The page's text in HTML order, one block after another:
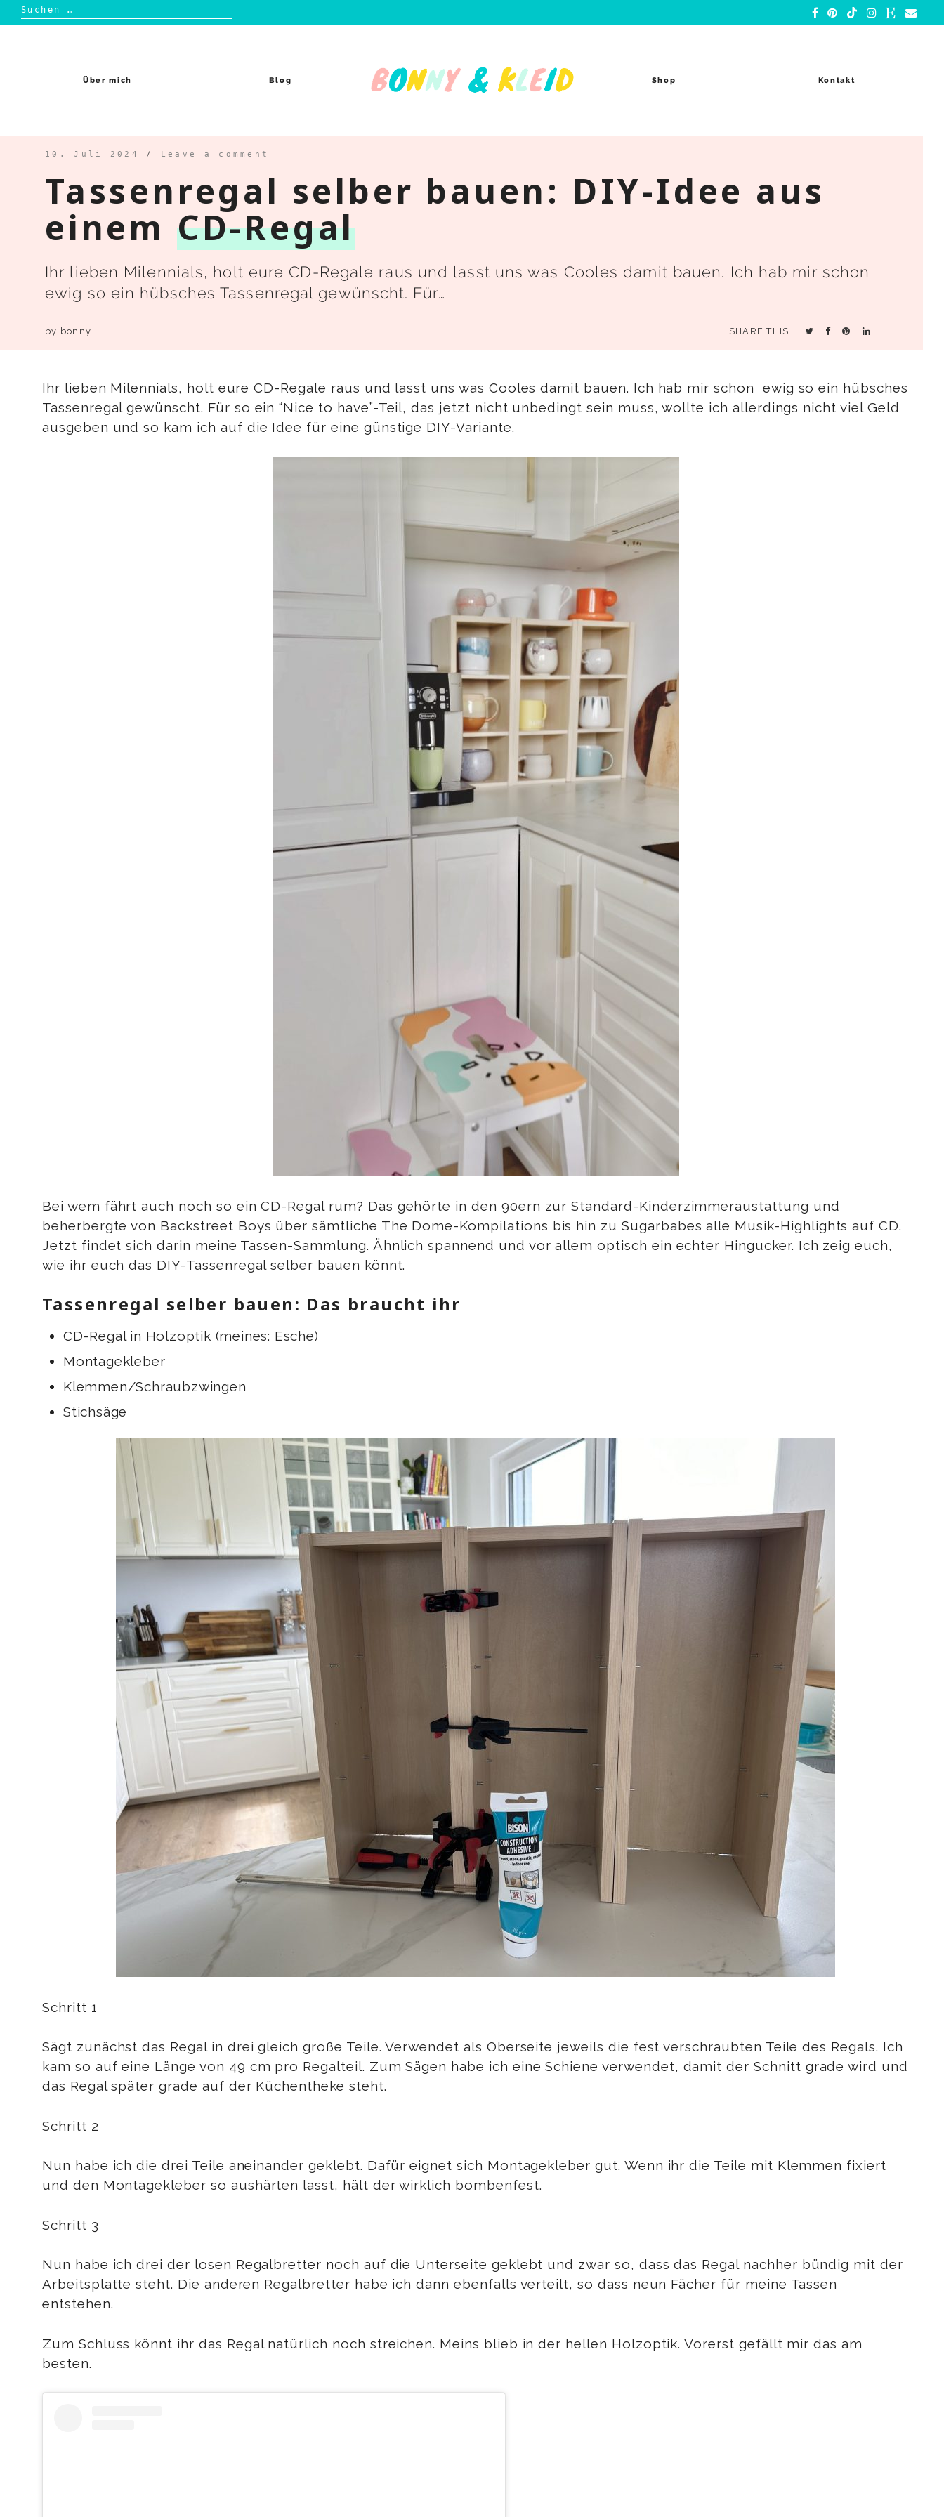
Suchen
nach:
Über mich Blog Shop Kontakt
10. Juli 2024 / Leave a comment
Tassenregal selber bauen: DIY-Idee aus
einem CD-Regal
Ihr lieben Milennials, holt eure CD-Regale raus und lasst uns was Cooles damit bauen. Ich hab mir schon
ewig so ein hübsches Tassenregal gewünscht. Für…
by bonny SHARE THIS
Ihr lieben Milennials, holt eure CD-Regale raus und lasst uns was Cooles damit bauen. Ich hab mir schon ewig so ein hübsches
Tassenregal gewünscht. Für so ein “Nice to have”-Teil, das jetzt nicht unbedingt sein muss, wollte ich allerdings nicht viel Geld
ausgeben und so kam ich auf die Idee für eine günstige DIY-Variante.
Bei wem fährt auch noch so ein CD-Regal rum? Das gehörte in den 90ern zur Standard-Kinderzimmeraustattung und
beherbergte von Backstreet Boys über sämtliche The Dome-Kompilations bis hin zu Sugarbabes alle Musik-Highlights auf CD.
Jetzt findet sich darin meine Tassen-Sammlung. Ähnlich spannend und vor allem optisch ein echter Hingucker. Ich zeig euch,
wie ihr euch das DIY-Tassenregal selber bauen könnt.
Tassenregal selber bauen: Das braucht ihr
CD-Regal in Holzoptik (meines: Esche)
Montagekleber
Klemmen/Schraubzwingen
Stichsäge
Schritt 1
Sägt zunächst das Regal in drei gleich große Teile. Verwendet als Oberseite jeweils die fest verschraubten Teile des Regals. Ich
kam so auf eine Länge von 49 cm pro Regalteil. Zum Sägen habe ich eine Schiene verwendet, damit der Schnitt grade wird und
das Regal später grade auf der Küchentheke steht.
Schritt 2
Nun habe ich die drei Teile aneinander geklebt. Dafür eignet sich Montagekleber gut. Wenn ihr die Teile mit Klemmen fixiert
und den Montagekleber so aushärten lasst, hält der wirklich bombenfest.
Schritt 3
Nun habe ich drei der losen Regalbretter noch auf die Unterseite geklebt und zwar so, dass das Regal nachher bündig mit der
Arbeitsplatte steht. Die anderen Regalbretter habe ich dann ebenfalls verteilt, so dass neun Fächer für meine Tassen
entstehen.
Zum Schluss könnt ihr das Regal natürlich noch streichen. Meins blieb in der hellen Holzoptik. Vorerst gefällt mir das am
besten.